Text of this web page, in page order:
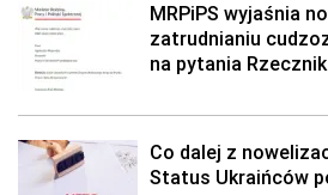
MRPiPS wyjaśnia
zatrudnianiu
na pytania
Co dalej z
Status Ukraińców